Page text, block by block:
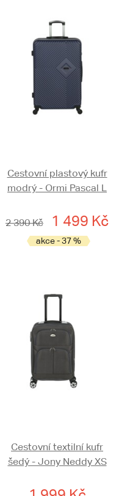
Cestovní plastový kufr
modrý - Ormi Pascal L
2 390 Kč 1 499 Kč
akce - 37 %
Cestovní textilní kufr
šedý - Jony Neddy XS